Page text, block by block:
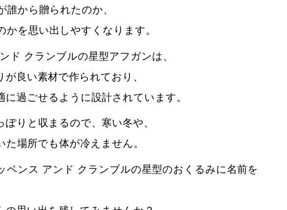
誰から贈られたのか、
かを思い出しやすくなります。
ド クランブルの星型アフガンは、
が良い素材で作られており、
に過ごせるように設計されています。
ぽりと収まるので、寒い冬や、
た場所でも体が冷えません。
ペンス アンド クランブルの星型のおくるみに名前を